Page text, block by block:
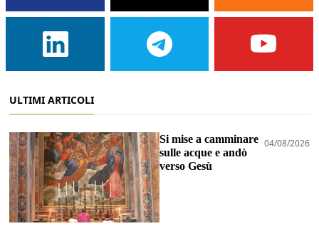
ULTIMI ARTICOLI
Si mise a camminare
sulle acque e andò
verso Gesù
04/08/2026